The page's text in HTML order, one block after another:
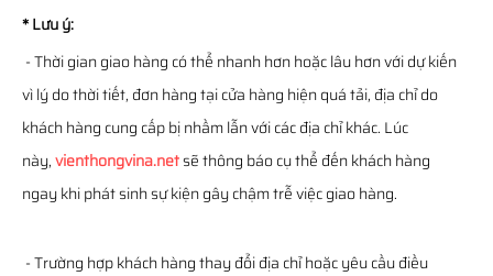
* Lưu ý:
- Thời gian giao hàng có thể nhanh hơn hoặc lâu hơn với dự kiến
vì lý do thời tiết, đơn hàng tại cửa hàng hiện quá tải, địa chỉ do
khách hàng cung cấp bị nhầm lẫn với các địa chỉ khác. Lúc
này,vienthongvina.netsẽ thông báo cụ thể đến khách hàng
ngay khi phát sinh sự kiện gây chậm trễ việc giao hàng.
- Trường hợp khách hàng thay đổi địa chỉ hoặc yêu cầu điều